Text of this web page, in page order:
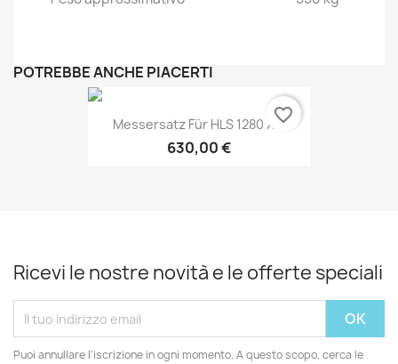
POTREBBE ANCHE PIACERTI
Messersatz Für HLS 1280 X...
630,00 €
favorite_border
Ricevi le nostre novità e le offerte speciali
Puoi annullare l'iscrizione in ogni momento. A questo scopo, cerca le